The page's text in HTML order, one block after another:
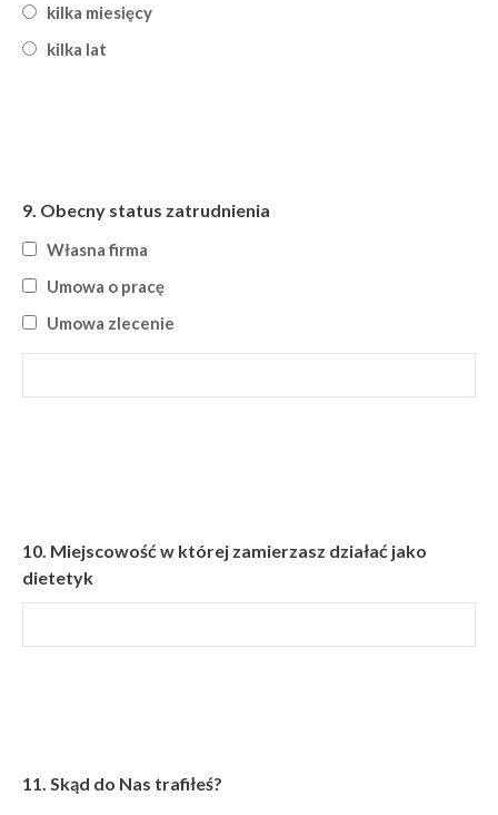
kilka miesięcy
kilka lat
9. Obecny status zatrudnienia
Własna firma
Umowa o pracę
Umowa zlecenie
10. Miejscowość w której zamierzasz działać jako
dietetyk
11. Skąd do Nas trafiłeś?